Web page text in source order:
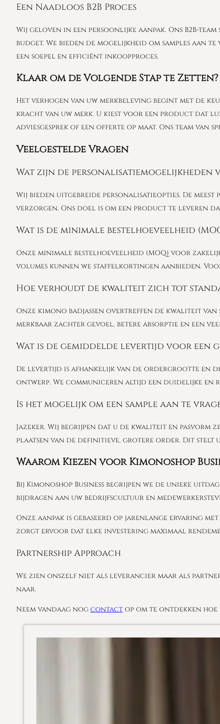
Een Naadloos B2B Proces
Wij geloven in een persoonlijke aanpak. Ons B2B-
budget. We bieden de mogelijkheid om samples
een soepel en efficiënt inkoopproces.
Klaar om de Volgende Stap te Zetten?
Het verhogen van uw merkbeleving begint met de
kracht van uw merk. U kiest voor een product dat
adviesgesprek of een offerte op maat. Ons team
Veelgestelde Vragen
Wat zijn de personalisatiemogelijkheden
Wij bieden uitgebreide personalisatieopties. De
verzorgen. Ons doel is om een product te leveren
Wat is de minimale bestelhoeveelheid
Onze minimale bestelhoeveelheid (MOQ) voor
volumes kunnen we staffelkortingen aanbieden.
Hoe verhoudt de kwaliteit zich tot
Onze kimono badjassen overtreffen de kwaliteit
merkbaar zachter gevoel, betere absorptie en een
Wat is de gemiddelde levertijd voor een
De levertijd is afhankelijk van de ordergrootte en
ontwerp. We communiceren altijd een duidelijke en
Is het mogelijk om een sample aan te
Jazeker. Wij begrijpen dat u de kwaliteit en
plaatsen van de definitieve, grotere order. Dit stelt
Waarom Kiezen voor Kimonoshop
Bij Kimonoshop Business begrijpen we de unieke
bijdragen aan uw bedrijfscultuur en
Onze aanpak is gebaseerd op jarenlange ervaring
zorgt ervoor dat elke investering maximaal
Partnership Approach
We zien onszelf niet als leverancier maar als
naar.
Neem vandaag nog contact op om te ontdekken